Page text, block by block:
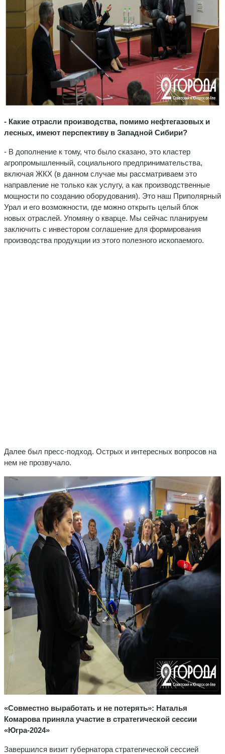
- Какие отрасли производства, помимо нефтегазовых и
лесных, имеют перспективу в Западной Сибири?
- В дополнение к тому, что было сказано, это кластер
агропромышленный, социального предпринимательства,
включая ЖКХ (в данном случае мы рассматриваем это
направление не только как услугу, а как производственные
мощности по созданию оборудования). Это наш Приполярный
Урал и его возможности, где можно открыть целый блок
новых отраслей. Упомяну о кварце. Мы сейчас планируем
заключить с инвестором соглашение для формирования
производства продукции из этого полезного ископаемого.
Далее был пресс-подход. Острых и интересных вопросов на
нем не прозвучало.
«Совместно выработать и не потерять»: Наталья
Комарова приняла участие в стратегической сессии
«Югра-2024»
Завершился визит губернатора стратегической сессией